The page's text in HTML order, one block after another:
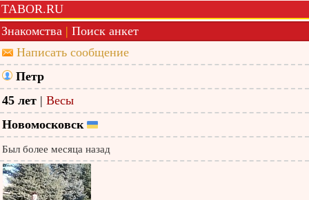
TABOR.RU
Знакомства | Поиск анкет
Написать сообщение
Петр
45 лет | Весы
Новомосковск
Был более месяца назад